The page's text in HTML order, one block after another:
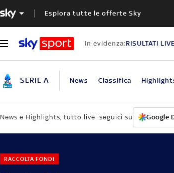
Esplora tutte le offerte Sky
In evidenza:RISULTATI LIVE
SERIE A News Classifica
News e Highlights, tutto live: seguici su Google
RACCOLTA FONDI